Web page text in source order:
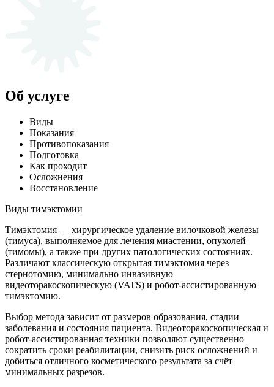
Об услуге
Виды
Показания
Противопоказания
Подготовка
Как проходит
Осложнения
Восстановление
Виды тимэктомии
Тимэктомия — хирургическое удаление вилочковой железы
(тимуса), выполняемое для лечения миастении, опухолей
(тимомы), а также при других патологических состояниях.
Различают классическую открытая тимэктомия через
стернотомию, минимально инвазивную
видеоторакоскопическую (VATS) и робот-ассистированную
тимэктомию.
Выбор метода зависит от размеров образования, стадии
заболевания и состояния пациента. Видеоторакоскопическая и
робот-ассистированная техники позволяют существенно
сократить сроки реабилитации, снизить риск осложнений и
добиться отличного косметического результата за счёт
минимальных разрезов.